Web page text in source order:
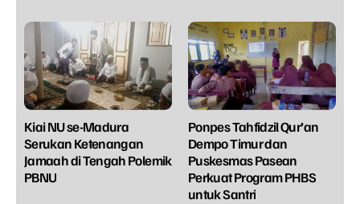
Kiai NU se-Madura
Serukan Ketenangan
Jamaah di Tengah Polemik
PBNU
Ponpes Tahfidzil Qur’an
Dempo Timur dan
Puskesmas Pasean
Perkuat Program PHBS
untuk Santri